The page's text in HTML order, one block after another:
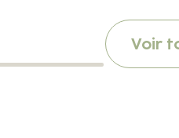
Voir